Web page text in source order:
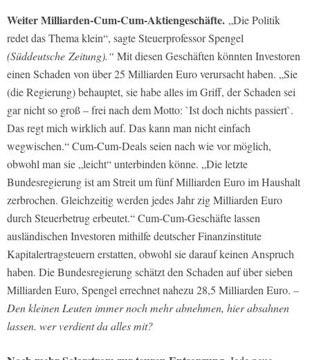
Weiter Milliarden-Cum-Cum-Aktiengeschäfte. „Die Politik
redet das Thema klein“, sagte Steuerprofessor Spengel
(Süddeutsche Zeitung).“ Mit diesen Geschäften könnten Investoren
einen Schaden von über 25 Milliarden Euro verursacht haben. „Sie
(die Regierung) behauptet, sie habe alles im Griff, der Schaden sei
gar nicht so groß – frei nach dem Motto: `Ist doch nichts passiert`.
Das regt mich wirklich auf. Das kann man nicht einfach
wegwischen.“ Cum-Cum-Deals seien nach wie vor möglich,
obwohl man sie „leicht“ unterbinden könne. „Die letzte
Bundesregierung ist am Streit um fünf Milliarden Euro im Haushalt
zerbrochen. Gleichzeitig werden jedes Jahr zig Milliarden Euro
durch Steuerbetrug erbeutet.“ Cum-Cum-Geschäfte lassen
ausländischen Investoren mithilfe deutscher Finanzinstitute
Kapitalertragsteuern erstatten, obwohl sie darauf keinen Anspruch
haben. Die Bundesregierung schätzt den Schaden auf über sieben
Milliarden Euro, Spengel errechnet nahezu 28,5 Milliarden Euro. –
Den kleinen Leuten immer noch mehr abnehmen, hier absahnen
lassen. wer verdient da alles mit?